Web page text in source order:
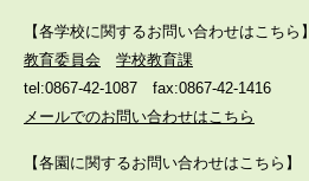
【各学校に関するお問い合わせはこちら】
教育委員会
学校教育課
tel:0867-42-1087
fax:0867-42-1416
メールでのお問い合わせはこちら
【各園に関するお問い合わせはこちら】